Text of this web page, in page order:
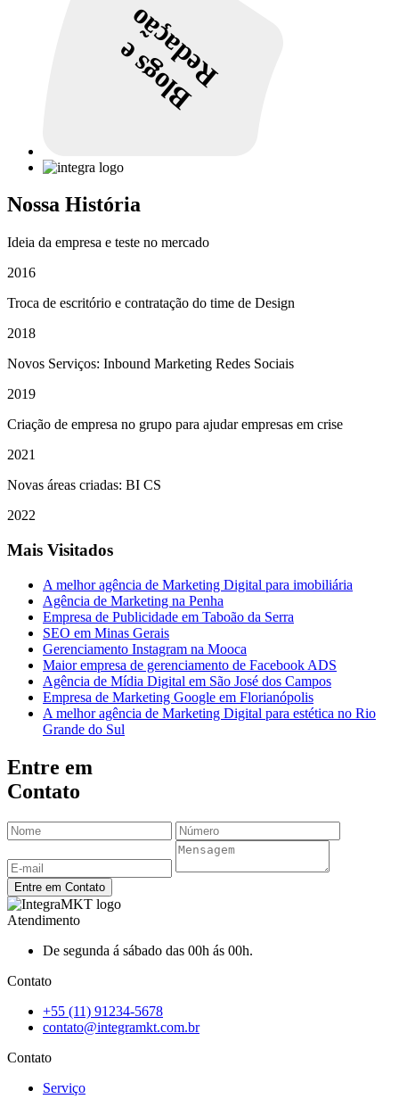
Blogs e
Redação
Nossa História
Ideia da empresa e teste no mercado
2016
Troca de escritório e contratação do time de Design
2018
Novos Serviços: Inbound Marketing Redes Sociais
2019
Criação de empresa no grupo para ajudar empresas em crise
2021
Novas áreas criadas: BI CS
2022
Mais Visitados
A melhor agência de Marketing Digital para imobiliária
Agência de Marketing na Penha
Empresa de Publicidade em Taboão da Serra
SEO em Minas Gerais
Gerenciamento Instagram na Mooca
Maior empresa de gerenciamento de Facebook ADS
Agência de Mídia Digital em São José dos Campos
Empresa de Marketing Google em Florianópolis
A melhor agência de Marketing Digital para estética no Rio
Grande do Sul
Entre em
Contato
Entre em Contato
Atendimento
De segunda á sábado das 00h ás 00h.
Contato
+55 (11) 91234-5678
contato@integramkt.com.br
Contato
Serviço